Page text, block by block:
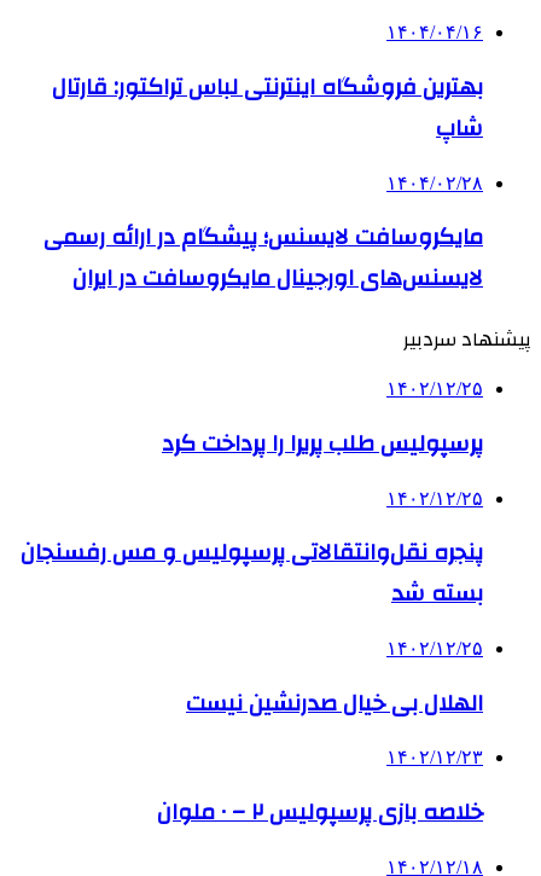
۱۴۰۴/۰۴/۱۶
بهترین فروشگاه اینترنتی لباس تراکتور: قارتال
شاپ
۱۴۰۴/۰۲/۲۸
مایکروسافت لایسنس؛ پیشگام در ارائه رسمی
لایسنس‌های اورجینال مایکروسافت در ایران
پیشنهاد سردبیر
۱۴۰۲/۱۲/۲۵
پرسپولیس طلب پریرا را پرداخت کرد
۱۴۰۲/۱۲/۲۵
پنجره نقل‌وانتقالاتی پرسپولیس و مس رفسنجان
بسته شد
۱۴۰۲/۱۲/۲۵
الهلال بی خیال صدرنشین نیست
۱۴۰۲/۱۲/۲۳
خلاصه بازی پرسپولیس ۲ – ۰ ملوان
۱۴۰۲/۱۲/۱۸